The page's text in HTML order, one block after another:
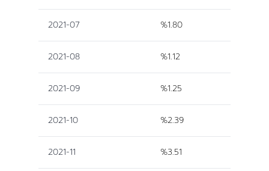
2021-07 %1.80
2021-08 %1.12
2021-09 %1.25
2021-10 %2.39
2021-11 %3.51